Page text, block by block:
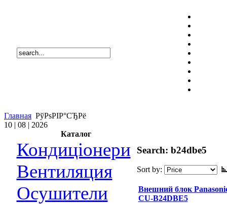
Главная РўРѕРІР°СЂРё
10 | 08 | 2026
Каталог
Кондиціонери
Вентиляция
Осушители
Search: b24dbe5
Sort by:
Внешний блок
CU-B24DBE5